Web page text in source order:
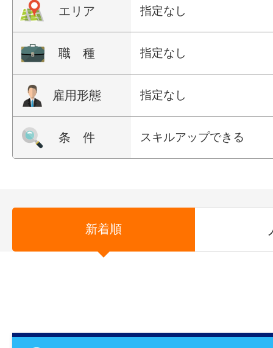
エリア 指定なし
職 種 指定なし
雇用形態 指定なし
条 件 スキルアップできる
新着順